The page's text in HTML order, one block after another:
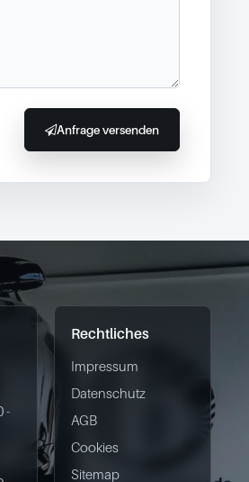
Anfrage versenden
-
Rechtliches
Impressum
Datenschutz
AGB
Cookies
Sitemap